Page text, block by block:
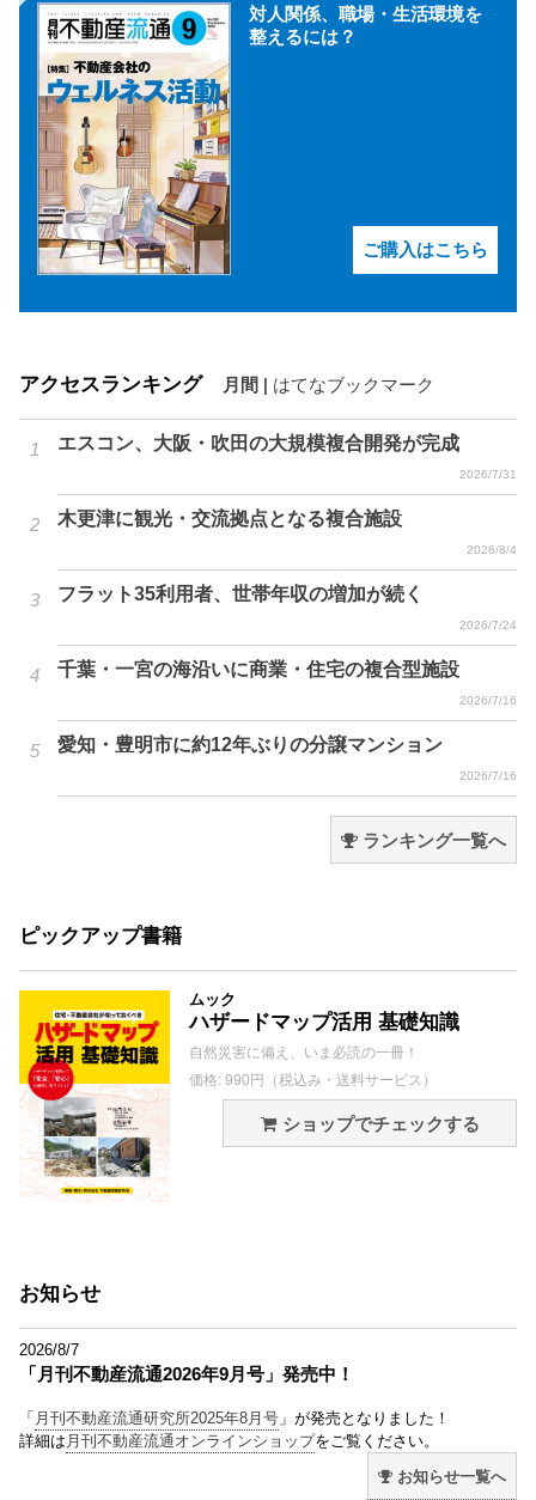
対人関係、職場・生活環境を
整えるには？
ご購入はこちら
アクセスランキング 月間 | はてなブックマーク
エスコン、大阪・吹田の大規模複合開発が完成
2026/7/31
木更津に観光・交流拠点となる複合施設
2026/8/4
フラット35利用者、世帯年収の増加が続く
2026/7/24
千葉・一宮の海沿いに商業・住宅の複合型施設
2026/7/16
愛知・豊明市に約12年ぶりの分譲マンション
2026/7/16
ランキング一覧へ
ピックアップ書籍
ムック
ハザードマップ活用 基礎知識
自然災害に備え、いま必読の一冊！
価格: 990円（税込み・送料サービス）
ショップでチェックする
お知らせ
2026/8/7
「月刊不動産流通2026年9月号」発売中！
「 月刊不動産流通研究所2025年8月号 」が発売となりました！
詳細は 月刊不動産流通オンラインショップをご覧ください。
お知らせ一覧へ